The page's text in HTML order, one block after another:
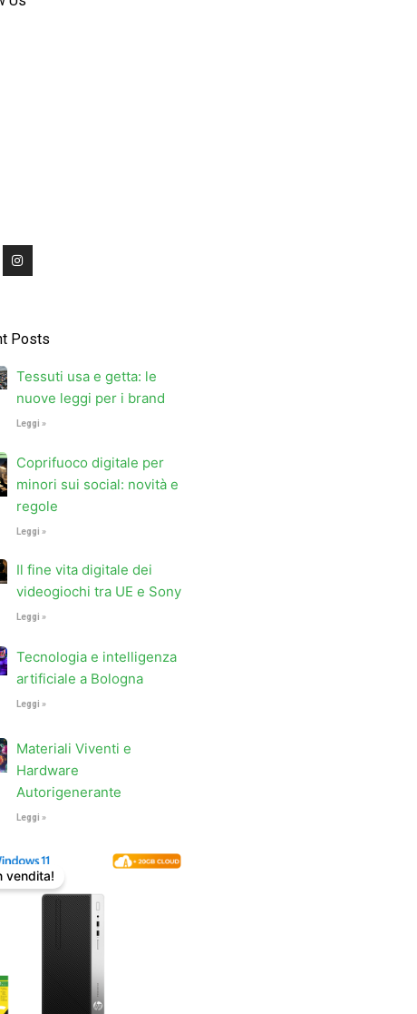
I
n
s
a
Posts
Tessuti usa e getta: le
nuove leggi per i brand
Leggi »
Coprifuoco digitale per
minori sui social: novità e
regole
Leggi »
Il fine vita digitale dei
videogiochi tra UE e Sony
Leggi »
Tecnologia e intelligenza
artificiale a Bologna
Leggi »
Materiali Viventi e
Hardware
Autorigenerante
Leggi »
vendita!
Il
prezzo
originale
era:
€331,47.
Il